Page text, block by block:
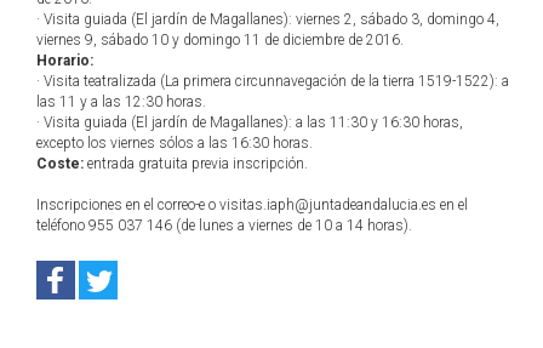
· Visita guiada (El jardín de Magallanes): viernes 2, sábado 3, domingo 4,
viernes 9, sábado 10 y domingo 11 de diciembre de 2016.
Horario:
· Visita teatralizada (La primera circunnavegación de la tierra 1519-1522): a
las 11 y a las 12:30 horas.
· Visita guiada (El jardín de Magallanes): a las 11:30 y 16:30 horas,
excepto los viernes sólos a las 16:30 horas.
Coste: entrada gratuita previa inscripción.
Inscripciones en el correo-e o visitas.iaph@juntadeandalucia.es en el
teléfono 955 037 146 (de lunes a viernes de 10 a 14 horas).